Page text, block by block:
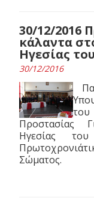
30/12/2016
κάλαντα
Ηγεσίας
30/12/2016
του
Προστασίας
Ηγεσίας
Σώματος.